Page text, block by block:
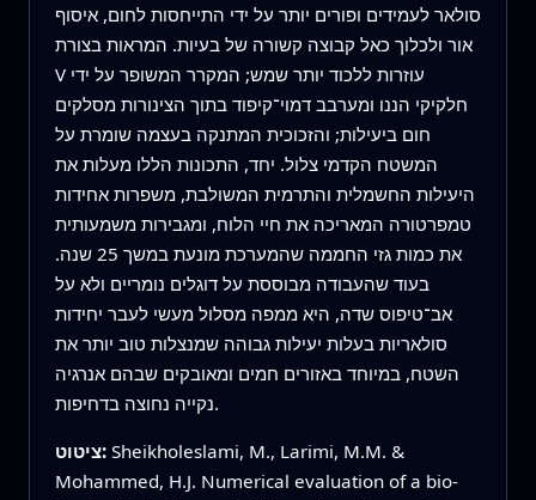
סולאר לעמידים ופורים יותר על ידי התייחסות לחום, איסוף
אור ולכלוך כאל קבוצה קשורה של בעיות. המראות בצורת
V עוזרות ללכוד יותר שמש; המקרר המשופר על ידי
חלקיקי הננו ומערבב דמוי־קיפוד בתוך הצינורות מסלקים
חום ביעילות; והזכוכית המתנקה בעצמה שומרת על
המשטח הקדמי צלול. יחד, התכונות הללו מעלות את
היעילות החשמלית והתרמית המשולבת, משפרות אחידות
טמפרטורה המאריכה את חיי הלוח, ומגבירות משמעותית
את כמות גזי החממה שהמערכת מונעת במשך 25 שנה.
בעוד שהעבודה מבוססת על דוגלים נומריים ולא על
אב־טיפוס שדה, היא ממפה מסלול מעשי לעבר יחידות
סולאריות בעלות יעילות גבוהה שמנצלות טוב יותר את
השטח, במיוחד באזורים חמים ומאובקים שבהם אנרגיה
נקייה נחוצה בדחיפות.
ציטוט: Sheikholeslami, M., Larimi, M.M. &
Mohammed, H.J. Numerical evaluation of a bio-